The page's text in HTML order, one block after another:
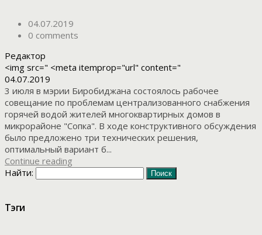
04.07.2019
0 comments
Редактор
<img src=" <meta itemprop="url" content="
04.07.2019
3 июля в мэрии Биробиджана состоялось рабочее
совещание по проблемам централизованного снабжения
горячей водой жителей многоквартирных домов в
микрорайоне "Сопка". В ходе конструктивного обсуждения
было предложено три технических решения,
оптимальный вариант б...
Continue reading
Найти:
Тэги